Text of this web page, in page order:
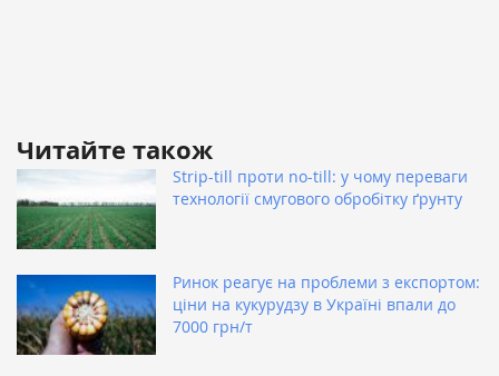
Читайте також
Strip-till проти no-till: у чому переваги
технології смугового обробітку ґрунту
Ринок реагує на проблеми з експортом:
ціни на кукурудзу в Україні впали до
7000 грн/т